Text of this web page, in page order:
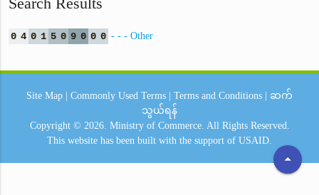
Search Results
0 4 0 1 5 0 9 0 0 0 - - - Other
arrow_drop_up
Site Map Commonly Used Terms Terms and Conditions
ဆက်
သွယ်ရန်
Copyright © 2026. Ministry of Commerce. All Rights Reserved.
This website has been built with the support of USAID.